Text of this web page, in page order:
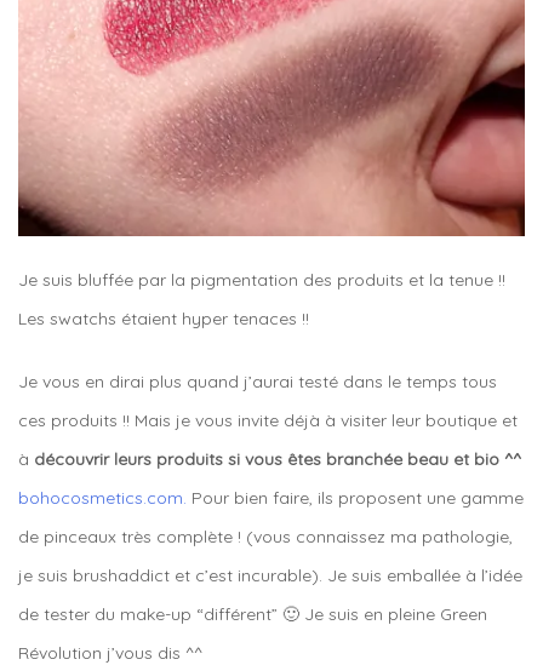
Je suis bluffée par la pigmentation des produits et la tenue !!
Les swatchs étaient hyper tenaces !!
Je vous en dirai plus quand j’aurai testé dans le temps tous
ces produits !! Mais je vous invite déjà à visiter leur boutique et
à découvrir leurs produits si vous êtes branchée beau et bio ^^
bohocosmetics.com. Pour bien faire, ils proposent une gamme
de pinceaux très complète ! (vous connaissez ma pathologie,
je suis brushaddict et c’est incurable). Je suis emballée à l’idée
de tester du make-up “différent” 🙂 Je suis en pleine Green
Révolution j’vous dis ^^